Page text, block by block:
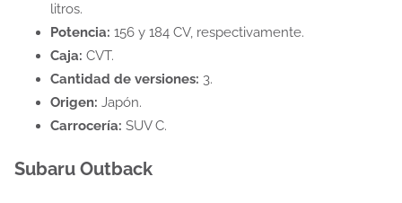
litros.
Potencia: 156 y 184 CV, respectivamente.
Caja: CVT.
Cantidad de versiones: 3.
Origen: Japón.
Carrocería: SUV C.
Subaru Outback